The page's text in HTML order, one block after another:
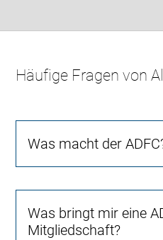
Häufige Fragen von
Was macht der
Was bringt mir eine
Mitgliedschaft?